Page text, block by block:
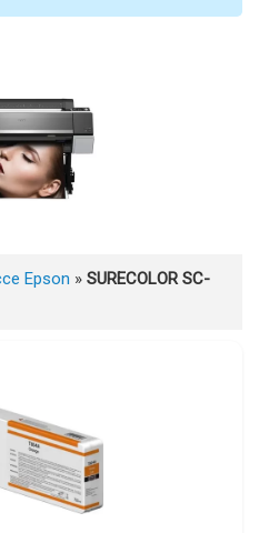
Epson » SURECOLOR SC-